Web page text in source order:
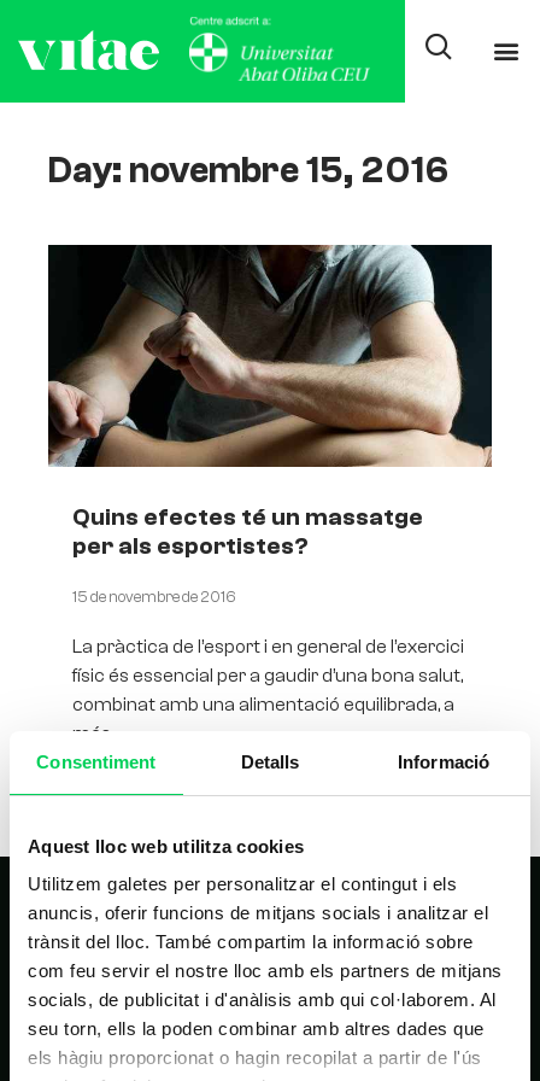
Consentiment Detalls Informació
Aquest lloc web utilitza cookies
Utilitzem galetes per personalitzar el contingut i els
anuncis, oferir funcions de mitjans socials i analitzar el
trànsit del lloc. També compartim la informació sobre
com feu servir el nostre lloc amb els partners de mitjans
socials, de publicitat i d'anàlisis amb qui col·laborem. Al
seu torn, ells la poden combinar amb altres dades que
els hàgiu proporcionat o hagin recopilat a partir de l'ús
Day: novembre 15, 2016
Quins efectes té un massatge
per als esportistes?
15 de novembre de 2016
La pràctica de l’esport i en general de l’exercici
físic és essencial per a gaudir d’una bona salut,
combinat amb una alimentació equilibrada, a
més
NAVEGACIÓ PRINCIPAL